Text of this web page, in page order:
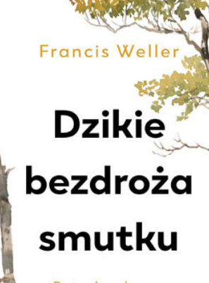
Twoich małych radości nad smutkami, dobrobytem
zamiast poddawania się strachowi przed
marzenia, planuj, rysuj, kochaj nie tylko swoich bliskich, ale
Tańcz, śmiej się, płacz i kop w ścianę, kiedy tylko
się być sobą całkowicie. Zawalcz o swoje dobre życie.
powinnyśmy łączyć się w naszym cieple, miłości,
Podnosić się i iść dalej. Każdego dnia, niezmienne
radą, doświadczeniem, dobrym sercem i empatią.
od siebie, ten dziennik potrafi nas łączyć, bo przecież
wartości i kobiecą duszę. Kobieta Absolutna,
inicjatywę zero waste będą usatysfakcjonowani tym, że
temu, że możemy zacząć korzystać z kolejnych 365
minimalisty, który wie, że mniej znaczy więcej. Karolina
to najcięższa
smutek, samomiłość
Psychologiaprzykawie.pl: Rachunek